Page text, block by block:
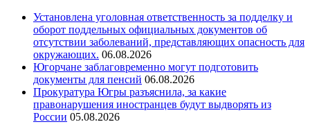
Установлена уголовная ответственность за подделку и
оборот поддельных официальных документов об
отсутствии заболеваний, представляющих опасность для
окружающих. 06.08.2026
Югорчане заблаговременно могут подготовить
документы для пенсий 06.08.2026
Прокуратура Югры разъяснила, за какие
правонарушения иностранцев будут выдворять из
России 05.08.2026